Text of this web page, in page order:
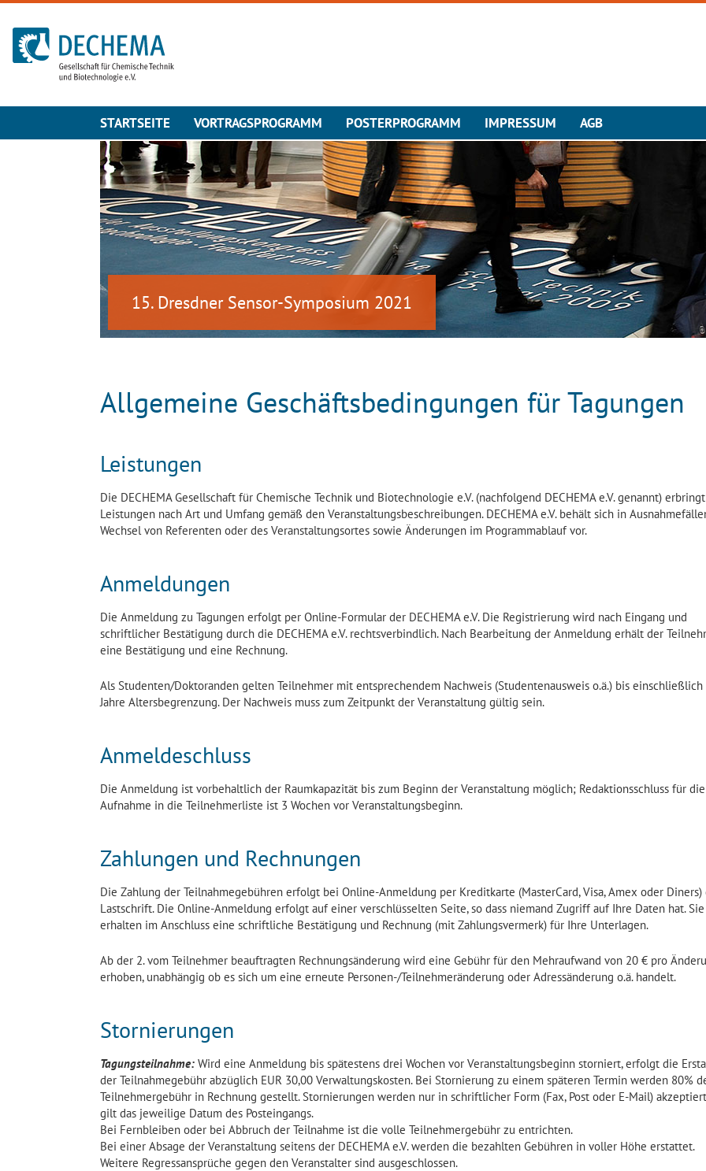
Zur Startseite
STARTSEITE VORTRAGSPROGRAMM POSTERPROGRAMM IMPRESSUM AGB
15. Dresdner Sensor-Symposium 2021
Allgemeine Geschäftsbedingungen für Tagungen
Leistungen
Die DECHEMA Gesellschaft für Chemische Technik und Biotechnologie e.V. (nachfolgend DECHEMA e.V. genannt)
Leistungen nach Art und Umfang gemäß den Veranstaltungsbeschreibungen. DECHEMA e.V. behält sich in
Wechsel von Referenten oder des Veranstaltungsortes sowie Änderungen im Programmablauf vor.
Anmeldungen
Die Anmeldung zu Tagungen erfolgt per Online-Formular der DECHEMA e.V. Die Registrierung wird nach Eingang und
schriftlicher Bestätigung durch die DECHEMA e.V. rechtsverbindlich. Nach Bearbeitung der Anmeldung erhält der
eine Bestätigung und eine Rechnung.
Als Studenten/Doktoranden gelten Teilnehmer mit entsprechendem Nachweis (Studentenausweis o.ä.) bis einschließlich
Jahre Altersbegrenzung. Der Nachweis muss zum Zeitpunkt der Veranstaltung gültig sein.
Anmeldeschluss
Die Anmeldung ist vorbehaltlich der Raumkapazität bis zum Beginn der Veranstaltung möglich; Redaktionsschluss für die
Aufnahme in die Teilnehmerliste ist 3 Wochen vor Veranstaltungsbeginn.
Zahlungen und Rechnungen
Die Zahlung der Teilnahmegebühren erfolgt bei Online-Anmeldung per Kreditkarte (MasterCard, Visa, Amex oder Diners)
Lastschrift. Die Online-Anmeldung erfolgt auf einer verschlüsselten Seite, so dass niemand Zugriff auf Ihre Daten hat. Sie
erhalten im Anschluss eine schriftliche Bestätigung und Rechnung (mit Zahlungsvermerk) für Ihre Unterlagen.
Ab der 2. vom Teilnehmer beauftragten Rechnungsänderung wird eine Gebühr für den Mehraufwand von 20 € pro
erhoben, unabhängig ob es sich um eine erneute Personen-/Teilnehmeränderung oder Adressänderung o.ä. handelt.
Stornierungen
Tagungsteilnahme: Wird eine Anmeldung bis spätestens drei Wochen vor Veranstaltungsbeginn storniert, erfolgt die
der Teilnahmegebühr abzüglich EUR 30,00 Verwaltungskosten. Bei Stornierung zu einem späteren Termin werden 80%
Teilnehmergebühr in Rechnung gestellt. Stornierungen werden nur in schriftlicher Form (Fax, Post oder E-Mail)
gilt das jeweilige Datum des Posteingangs.
Bei Fernbleiben oder bei Abbruch der Teilnahme ist die volle Teilnehmergebühr zu entrichten.
Bei einer Absage der Veranstaltung seitens der DECHEMA e.V. werden die bezahlten Gebühren in voller Höhe erstattet.
Weitere Regressansprüche gegen den Veranstalter sind ausgeschlossen.